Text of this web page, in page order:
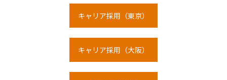
キャリア採用（東京）
キャリア採用（大阪）